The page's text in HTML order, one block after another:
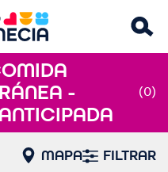
-
(0)
MAPA FILTRAR